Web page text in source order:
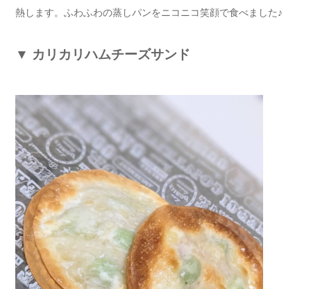
熱します。ふわふわの蒸しパンをニコニコ笑顔で食べました♪
▼ カリカリハムチーズサンド